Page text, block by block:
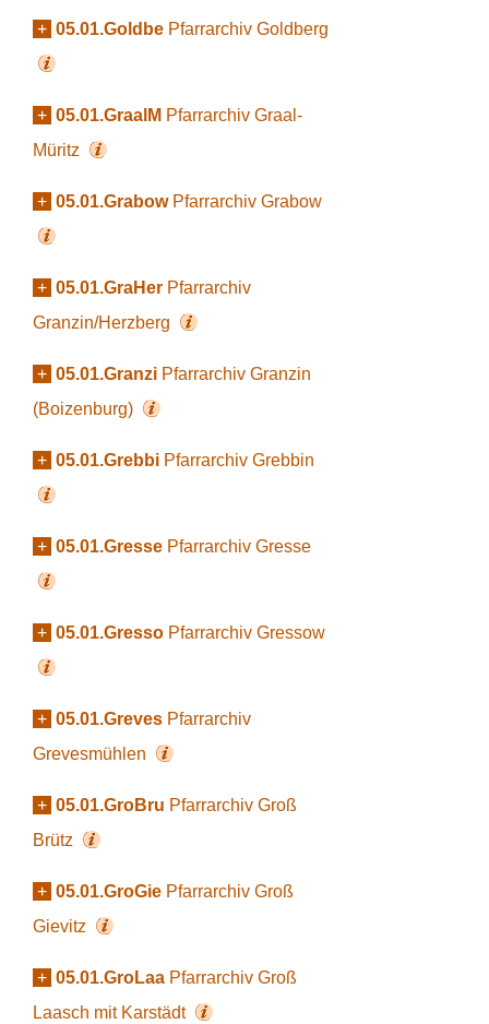
+ 05.01.Goldbe Pfarrarchiv Goldberg
+ 05.01.GraalM Pfarrarchiv Graal-
Müritz
+ 05.01.Grabow Pfarrarchiv Grabow
+ 05.01.GraHer Pfarrarchiv
Granzin/Herzberg
+ 05.01.Granzi Pfarrarchiv Granzin
(Boizenburg)
+ 05.01.Grebbi Pfarrarchiv Grebbin
+ 05.01.Gresse Pfarrarchiv Gresse
+ 05.01.Gresso Pfarrarchiv Gressow
+ 05.01.Greves Pfarrarchiv
Grevesmühlen
+ 05.01.GroBru Pfarrarchiv Groß
Brütz
+ 05.01.GroGie Pfarrarchiv Groß
Gievitz
+ 05.01.GroLaa Pfarrarchiv Groß
Laasch mit Karstädt